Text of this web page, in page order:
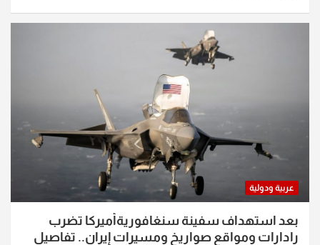
عربية ودولية
بعد استهداف سفينة سنغافوريةأميركا تضرب
رادارات ومواقع صواريخ ومسيرات إيران.. تفاصيل